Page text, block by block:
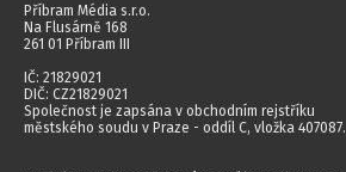
Příbram Média s.r.o.
Na Flusárně 168
261 01 Příbram III
IČ: 21829021
DIČ: CZ21829021
Společnost je zapsána v obchodním rejstříku
městského soudu v Praze - oddíl C, vložka 407087.